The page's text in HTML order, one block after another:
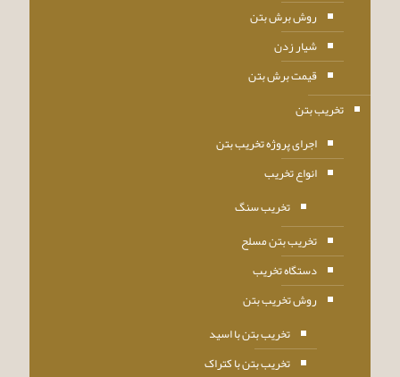
روش برش بتن
شیار زدن
قیمت برش بتن
تخریب بتن
اجرای پروژه تخریب بتن
انواع تخریب
تخریب سنگ
تخریب بتن مسلح
دستگاه تخریب
روش تخریب بتن
تخریب بتن با اسید
تخریب بتن با کتراک